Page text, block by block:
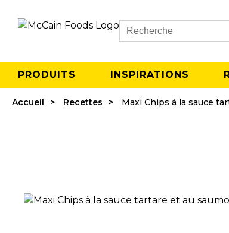
Search
PRODUITS INSPIRATIONS
Accueil Recettes Maxi Chips à la sauce